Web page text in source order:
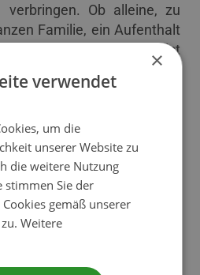
Ob alleine, zu
Familie, ein Aufenthalt
Hotels in Deutschland ist
Auszeit vom
Sie sich selbst von den
Packages oder buchen
Wellnessurlaub in einem
in Deutschland!
×
verwendet
um die
unserer Website zu
die weitere Nutzung
stimmen Sie der
gemäß unserer
zu.Weitere